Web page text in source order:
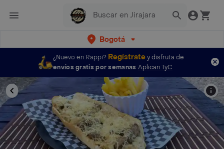
Bogotá
¿Nuevo en Rappi? Regístratey disfruta de
envíos gratis por semanas Aplican TyC